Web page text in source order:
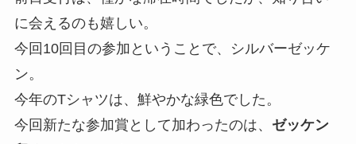
に会えるのも嬉しい。
今回10回目の参加ということで、シルバーゼッケ
ン。
今年のTシャツは、鮮やかな緑色でした。
今回新たな参加賞として加わったのは、 ゼッケン